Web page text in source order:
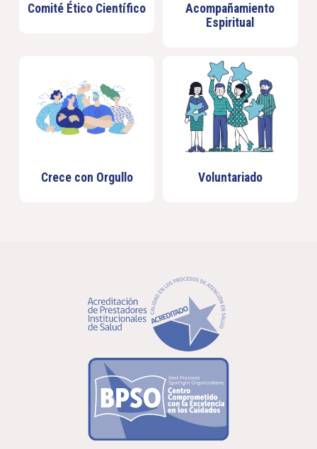
Comité Ético Científico
Acompañamiento
Espiritual
Crece con Orgullo Voluntariado